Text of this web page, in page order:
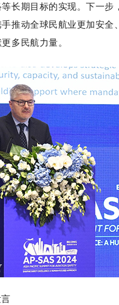
长期目标的实现。下一步
推动全球民航业更加安
多民航力量。